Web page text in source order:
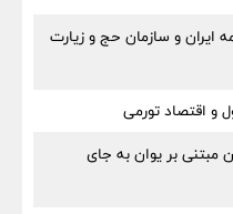
ایران و سازمان حج و زیارت
و اقتصاد تورمی
بر یوان به جای